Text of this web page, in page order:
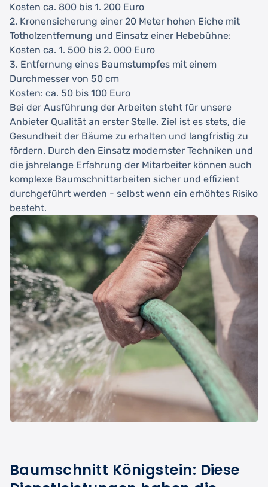
Kosten ca. 800 bis 1. 200 Euro
2. Kronensicherung einer 20 Meter hohen Eiche mit
Totholzentfernung und Einsatz einer Hebebühne:
Kosten ca. 1. 500 bis 2. 000 Euro
3. Entfernung eines Baumstumpfes mit einem
Durchmesser von 50 cm
Kosten: ca. 50 bis 100 Euro
Bei der Ausführung der Arbeiten steht für unsere
Anbieter Qualität an erster Stelle. Ziel ist es stets, die
Gesundheit der Bäume zu erhalten und langfristig zu
fördern. Durch den Einsatz modernster Techniken und
die jahrelange Erfahrung der Mitarbeiter können auch
komplexe Baumschnittarbeiten sicher und effizient
durchgeführt werden - selbst wenn ein erhöhtes Risiko
besteht.
Baumschnitt Königstein: Diese